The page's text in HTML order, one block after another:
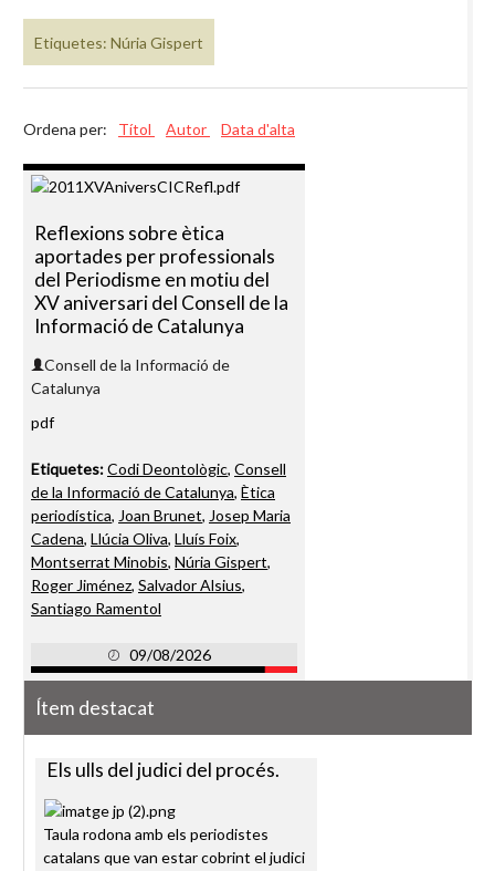
Etiquetes: Núria Gispert
Ordena per: Títol Autor Data d'alta
Reflexions sobre ètica
aportades per professionals
del Periodisme en motiu del
XV aniversari del Consell de la
Informació de Catalunya
Consell de la Informació de
Catalunya
pdf
Etiquetes:Codi Deontològic, Consell
de la Informació de Catalunya, Ètica
periodística, Joan Brunet, Josep Maria
Cadena, Llúcia Oliva, Lluís Foix,
Montserrat Minobis, Núria Gispert,
Roger Jiménez, Salvador Alsius,
Santiago Ramentol
09/08/2026
Ítem destacat
Els ulls del judici del procés.
Taula rodona amb els periodistes
catalans que van estar cobrint el judici